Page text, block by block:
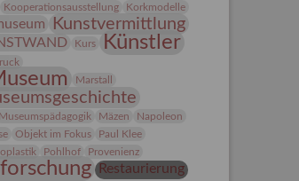
Kooperationsausstellung Korkmodelle
Kunstvermittlung
Kurs Künstler
Marstall
Museumspädagogik Mäzen Napoleon
Objekt im Fokus
Paul Klee
Pohlhof Provenienz
Restaurierung